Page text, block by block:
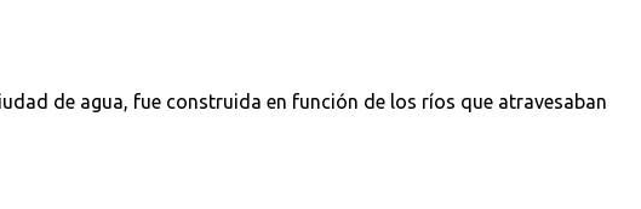
de agua, fue construida en función de los ríos que atravesaban